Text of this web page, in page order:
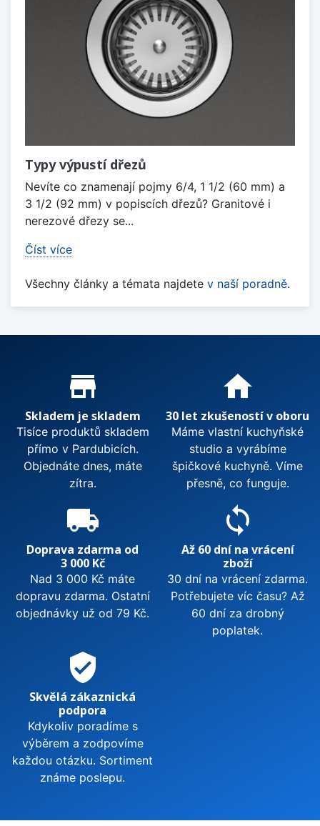
Typy výpustí dřezů
Nevíte co znamenají pojmy 6/4, 1 1/2 (60 mm) a
3 1/2 (92 mm) v popiscích dřezů? Granitové i
nerezové dřezy se...
Číst více
Všechny články a témata najdete v naší poradně.
Proč nakupovat u nás?
store_mall_directory
Skladem je skladem
Tisíce produktů skladem
přímo v Pardubicích.
Objednáte dnes, máte
zítra.
home
30 let zkušeností v oboru
Máme vlastní kuchyňské
studio a vyrábíme
špičkové kuchyně. Víme
přesně, co funguje.
local_shipping
Doprava zdarma od
3 000 Kč
Nad 3 000 Kč máte
dopravu zdarma. Ostatní
objednávky už od 79 Kč.
sync
Až 60 dní na vrácení
zboží
30 dní na vrácení zdarma.
Potřebujete víc času? Až
60 dní za drobný
poplatek.
verified_user
Skvělá zákaznická
podpora
Kdykoliv poradíme s
výběrem a zodpovíme
každou otázku. Sortiment
známe poslepu.